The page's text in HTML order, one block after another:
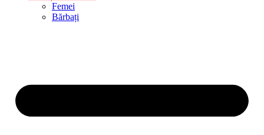
Femei
Bărbați